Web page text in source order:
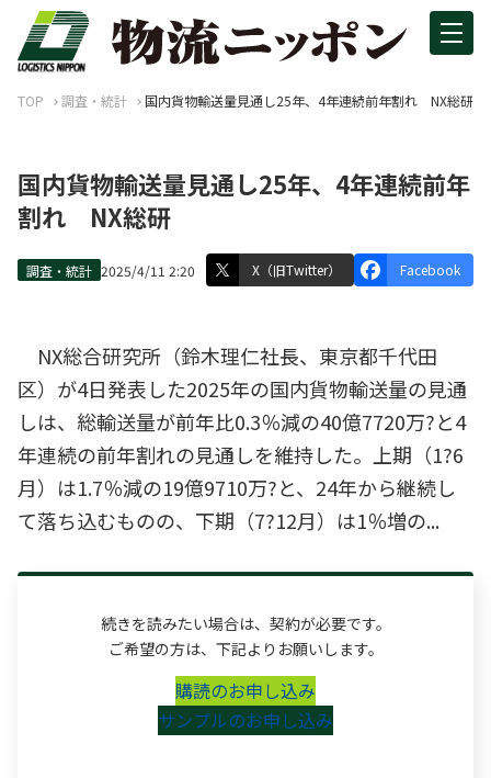
TOP 調査・統計 国内貨物輸送量見通し25年、4年連続前年割れ NX総研
国内貨物輸送量見通し25年、4年連続前年
割れ NX総研
調査・統計 2025/4/11 2:20 X（旧Twitter） Facebook
NX総合研究所（鈴木理仁社長、東京都千代田
区）が4日発表した2025年の国内貨物輸送量の見通
しは、総輸送量が前年比0.3％減の40億7720万?と4
年連続の前年割れの見通しを維持した。上期（1?6
月）は1.7％減の19億9710万?と、24年から継続し
て落ち込むものの、下期（7?12月）は1％増の...
続きを読みたい場合は、契約が必要です。
ご希望の方は、下記よりお願いします。
購読のお申し込み
サンプルのお申し込み